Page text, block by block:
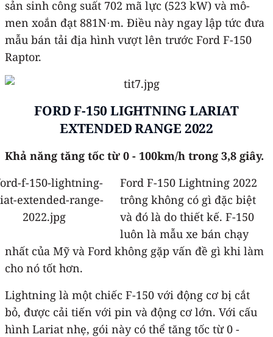
sản sinh công suất 702 mã lực (523 kW) và mô-
men xoắn đạt 881N⋅m. Điều này ngay lập tức đưa
mẫu bán tải địa hình vượt lên trước Ford F-150
Raptor.
FORD F-150 LIGHTNING LARIAT
EXTENDED RANGE 2022
Khả năng tăng tốc từ 0 - 100km/h trong 3,8 giây.
Ford F-150 Lightning 2022
trông không có gì đặc biệt
và đó là do thiết kế. F-150
luôn là mẫu xe bán chạy
nhất của Mỹ và Ford không gặp vấn đề gì khi làm
cho nó tốt hơn.
Lightning là một chiếc F-150 với động cơ bị cắt
bỏ, được cải tiến với pin và động cơ lớn. Với cấu
hình Lariat nhẹ, gói này có thể tăng tốc từ 0 -